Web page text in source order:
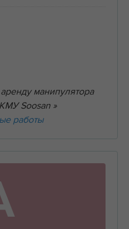
манипулятора
Soosan »
работы